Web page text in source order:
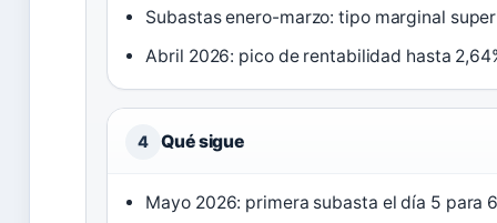
Subastas enero-marzo: tipo marginal
Abril 2026: pico de rentabilidad hasta
4 Qué sigue
Mayo 2026: primera subasta el día 5 para